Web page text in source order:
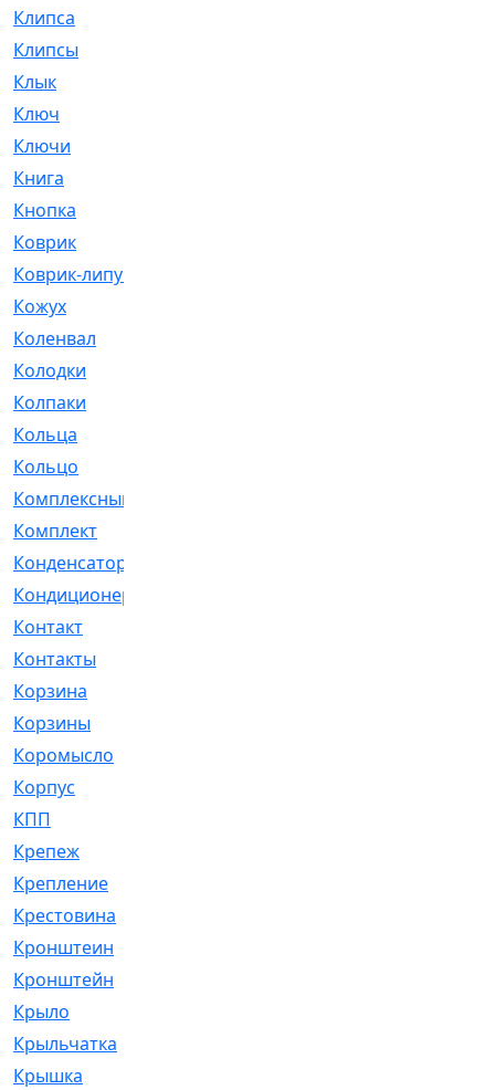
Клипса
Клипсы
Клык
Ключ
Ключи
Книга
Кнопка
Коврик
Коврик-липучка
Кожух
Коленвал
Колодки
Колпаки
Кольца
Кольцо
Комплексный
Комплект
Конденсатор
Кондиционер
Контакт
Контакты
Корзина
Корзины
Коромысло
Корпус
КПП
Крепеж
Крепление
Крестовина
Кронштеин
Кронштейн
Крыло
Крыльчатка
Крышка